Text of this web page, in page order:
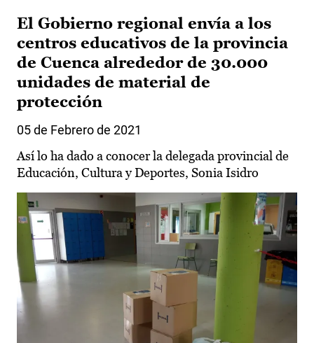
El Gobierno regional envía a los
centros educativos de la provincia
de Cuenca alrededor de 30.000
unidades de material de
protección
05 de Febrero de 2021
Así lo ha dado a conocer la delegada provincial de
Educación, Cultura y Deportes, Sonia Isidro